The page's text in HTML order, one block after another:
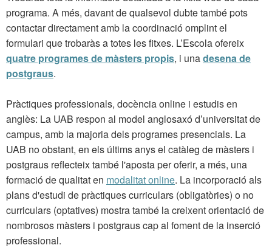
programa. A més, davant de qualsevol dubte també pots
contactar directament amb la coordinació omplint el
formulari que trobaràs a totes les fitxes. L’Escola ofereix
quatre programes de màsters propis, i unadesena de
postgraus.
Pràctiques professionals, docència online i estudis en
anglès: La UAB respon al model anglosaxó d’universitat de
campus, amb la majoria dels programes presencials. La
UAB no obstant, en els últims anys el catàleg de màsters i
postgraus reflecteix també l'aposta per oferir, a més, una
formació de qualitat en modalitat online. La incorporació als
plans d'estudi de pràctiques curriculars (obligatòries) o no
curriculars (optatives) mostra també la creixent orientació de
nombrosos màsters i postgraus cap al foment de la inserció
professional.